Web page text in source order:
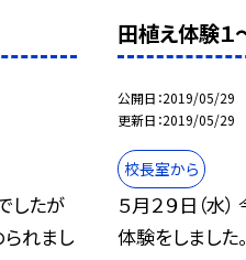
したが
れまし
田植え体験
公開日 2019/05/29
更新日 2019/05/29
校長室から
５月２９日（水
体験をしました